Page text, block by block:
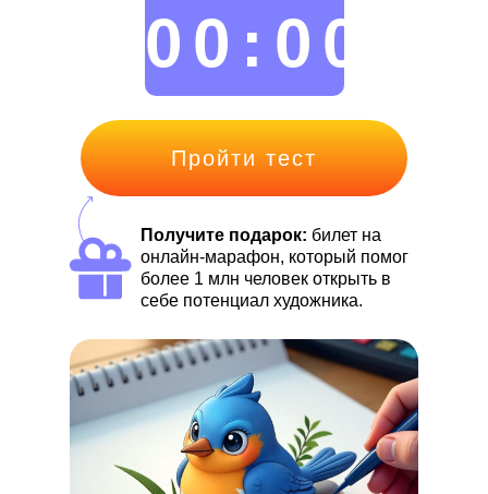
Пройти тест
00:00
Получите подарок: билет на
онлайн-марафон, который помог
более 1 млн человек открыть в
себе потенциал художника.